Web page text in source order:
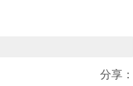
分享：